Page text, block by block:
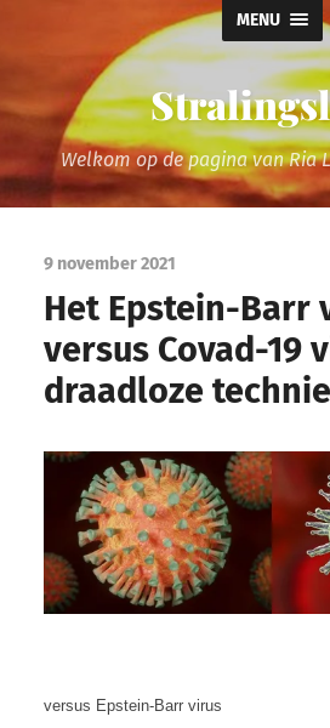
MENU
Welkom op de pagina van
9 november 2021
Het Epstein-Barr
versus Covad-19
draadloze
versus Epstein-Barr virus